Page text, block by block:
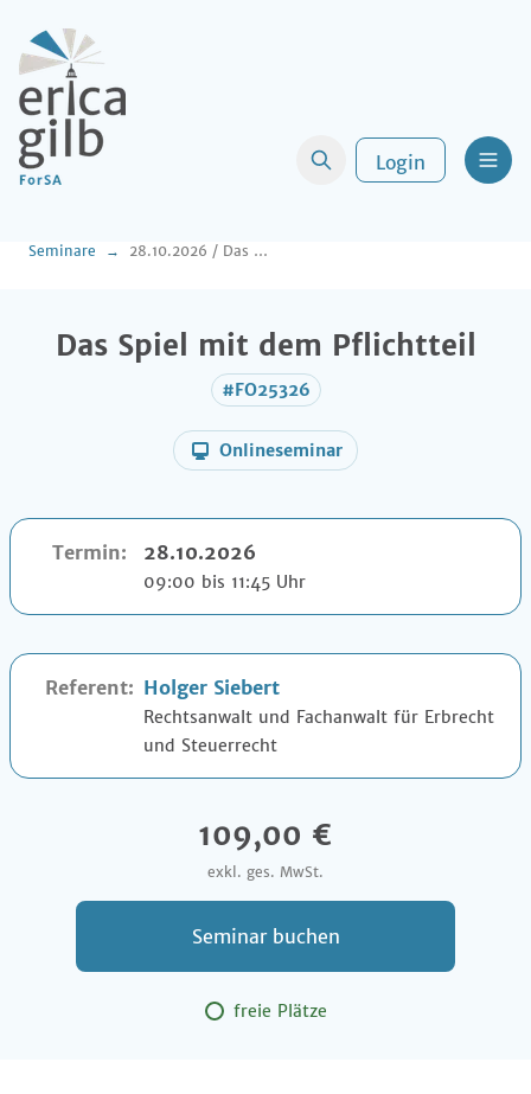
Login
Seminare 28.10.2026 / Das Spiel mit dem Pflichtteil
Das Spiel mit dem Pflichtteil
#FO25326
Onlineseminar
Termin: 28.10.2026
09:00 bis 11:45 Uhr
Referent: Holger Siebert
Rechtsanwalt und Fachanwalt für Erbrecht
und Steuerrecht
109,00 €
exkl. ges. MwSt.
Seminar buchen
freie Plätze